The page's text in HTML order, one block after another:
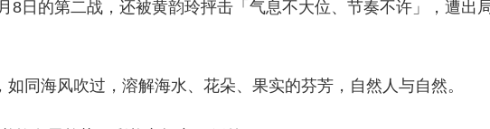
8日的第二战，还被黄韵玲抨击「气息不大位、节奏不许」，遭出
同海风吹过，溶解海水、花朵、果实的芬芳，自然人与自然。